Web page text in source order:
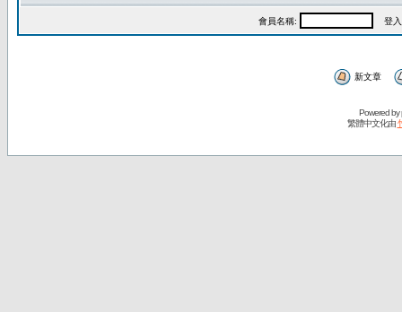
會員名稱: 登入
新文章
Powered by
繁體中文化由